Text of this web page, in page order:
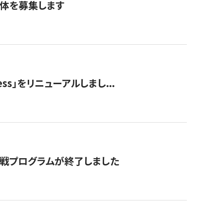
を募集します
」をリニューアルしまし...
プログラムが終了しました